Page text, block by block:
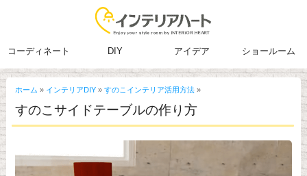
コーディネート DIY アイデア ショールーム
ホーム » インテリアDIY» すのこインテリア活用方法»
すのこサイドテーブルの作り方